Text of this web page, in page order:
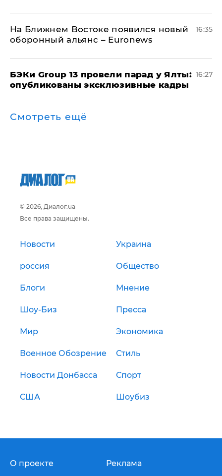
На Ближнем Востоке появился новый
оборонный альянс – Euronews
16:35
​БЭКи Group 13 провели парад у Ялты:
опубликованы эксклюзивные кадры
16:27
Смотреть ещё
© 2026, Диалог.ua
Все права защищены.
Новости Украина
россия Общество
Блоги Мнение
Шоу-Биз Пресса
Мир Экономика
Военное Обозрение Стиль
Новости Донбасса Спорт
США Шоубиз
О проекте Реклама